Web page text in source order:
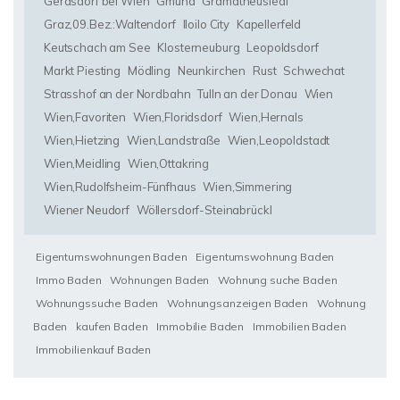
Graz,09.Bez.:Waltendorf Iloilo City Kapellerfeld
Keutschach am See Klosterneuburg Leopoldsdorf
Markt Piesting
Mödling Neunkirchen Rust Schwechat
Strasshof an der Nordbahn Tulln an der Donau Wien
Wien,Favoriten Wien,Floridsdorf Wien,Hernals
Wien,Hietzing Wien,Landstraße Wien,Leopoldstadt
Wien,Meidling Wien,Ottakring
Wien,Rudolfsheim-Fünfhaus Wien,Simmering
Wiener Neudorf Wöllersdorf-Steinabrückl
Eigentumswohnungen Baden
Eigentumswohnung Baden
Immo Baden
Wohnungen Baden
Wohnung suche Baden
Wohnungssuche Baden
Wohnungsanzeigen Baden
Wohnung
Baden
kaufen Baden Immobilie Baden
Immobilien Baden
Immobilienkauf Baden